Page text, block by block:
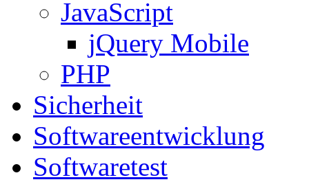
JavaScript
jQuery Mobile
PHP
Sicherheit
Softwareentwicklung
Softwaretest